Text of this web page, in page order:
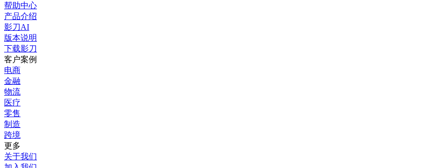
帮助中心
产品介绍
影刀AI
版本说明
下载影刀
客户案例
电商
金融
物流
医疗
零售
制造
跨境
更多
关于我们